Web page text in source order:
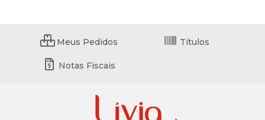
Meus Pedidos Títulos
Notas Fiscais